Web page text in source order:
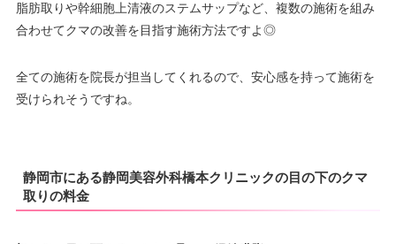
脂肪取りや幹細胞上清液のステムサップなど、複数の施術を組み
合わせてクマの改善を目指す施術方法ですよ◎
全ての施術を院長が担当してくれるので、安心感を持って施術を
受けられそうですね。
静岡市にある静岡美容外科橋本クリニックの目の下のクマ
取りの料金